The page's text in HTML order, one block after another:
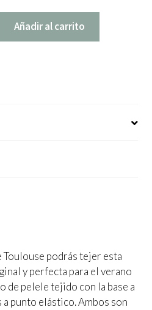
Añadir al carrito
podrás tejer esta
y perfecta para el verano
de pelele tejido con la base a
punto elástico. Ambos son